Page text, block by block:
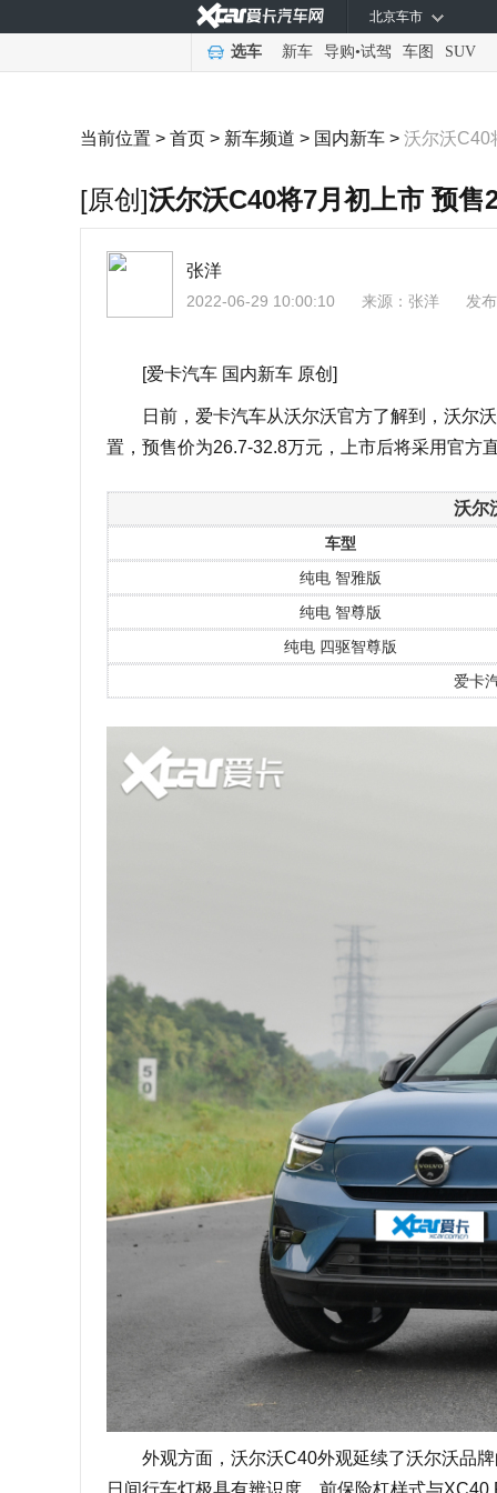
北京车市
选车 新车 导购•试驾 车图 SUV
当前位置 > 首页 > 新车频道 > 国内新车 > 沃尔沃C40
[原创]沃尔沃C40将7月初上市 预售
张洋
2022-06-29 10:00:10 来源： 张洋 发
[爱卡汽车 国内新车 原创]
日前，爱卡汽车从沃尔沃官方了解到，沃尔沃
置，预售价为26.7-32.8万元，上市后将采用官方
沃尔
车型
纯电 智雅版
纯电 智尊版
纯电 四驱智尊版
爱卡
外观方面，沃尔沃C40外观延续了沃尔沃品牌
日间行车灯极具有辨识度。前保险杠样式与